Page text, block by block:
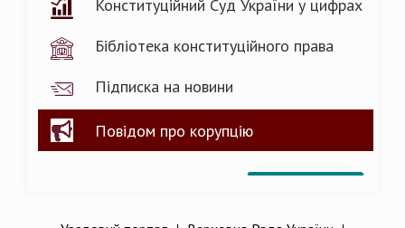
Конституційний Суд України у цифрах
Бібліотека конституційного права
Підписка на новини
Повідом про корупцію